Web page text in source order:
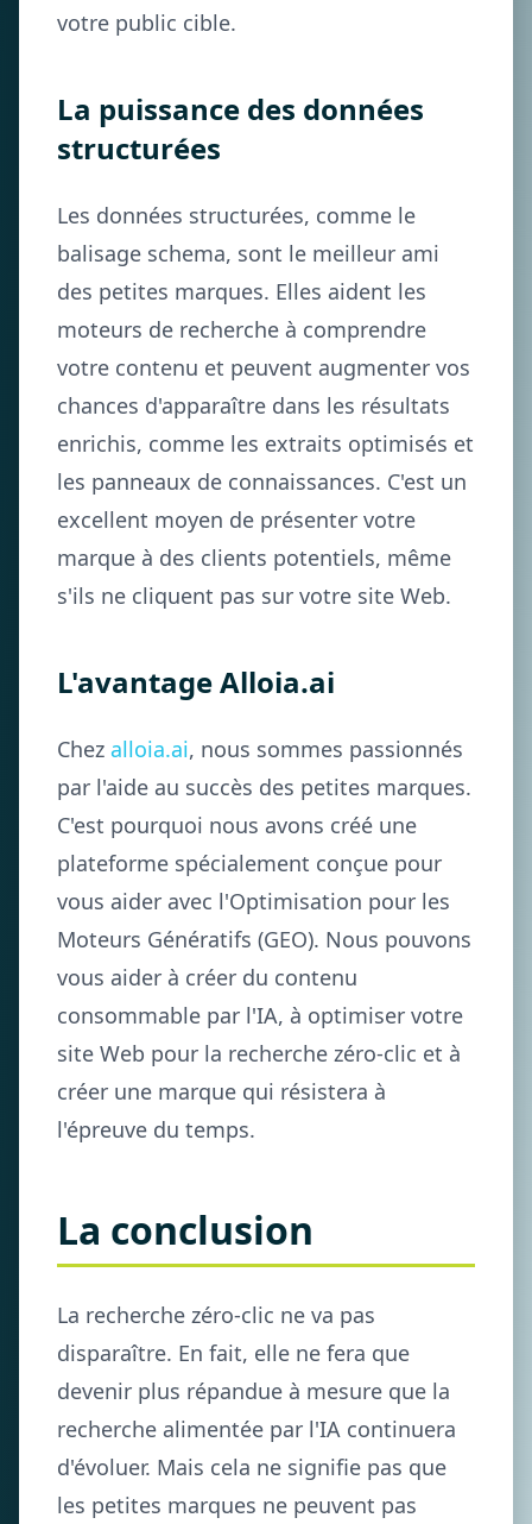
votre public cible.
La puissance des données
structurées
Les données structurées, comme le
balisage schema, sont le meilleur ami
des petites marques. Elles aident les
moteurs de recherche à comprendre
votre contenu et peuvent augmenter vos
chances d'apparaître dans les résultats
enrichis, comme les extraits optimisés et
les panneaux de connaissances. C'est un
excellent moyen de présenter votre
marque à des clients potentiels, même
s'ils ne cliquent pas sur votre site Web.
L'avantage Alloia.ai
Chez alloia.ai, nous sommes passionnés
par l'aide au succès des petites marques.
C'est pourquoi nous avons créé une
plateforme spécialement conçue pour
vous aider avec l'Optimisation pour les
Moteurs Génératifs (GEO). Nous pouvons
vous aider à créer du contenu
consommable par l'IA, à optimiser votre
site Web pour la recherche zéro-clic et à
créer une marque qui résistera à
l'épreuve du temps.
La conclusion
La recherche zéro-clic ne va pas
disparaître. En fait, elle ne fera que
devenir plus répandue à mesure que la
recherche alimentée par l'IA continuera
d'évoluer. Mais cela ne signifie pas que
les petites marques ne peuvent pas